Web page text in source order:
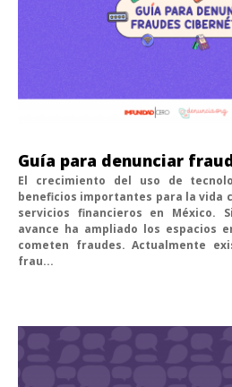
Guía para denunciar
El crecimiento del uso de
beneficios importantes para la vida
servicios financieros en México.
avance ha ampliado los espacios
cometen fraudes. Actualmente
frau...